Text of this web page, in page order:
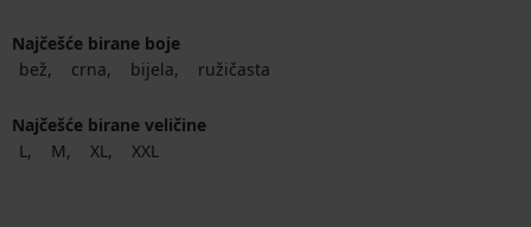
Najčešće birane boje
bež
crna bijela ružičasta
Najčešće birane veličine
L
M XL XXL